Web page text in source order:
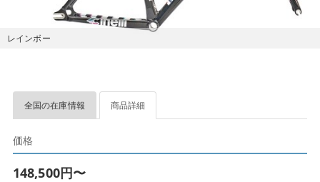
レインボー
全国の在庫情報 商品詳細
価格
148,500円〜